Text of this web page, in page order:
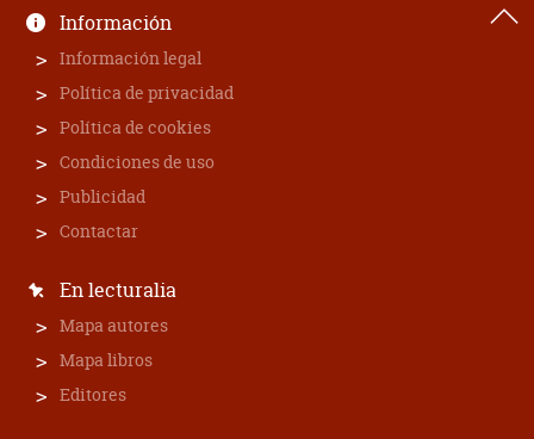
Información
Información legal
Política de privacidad
Política de cookies
Condiciones de uso
Publicidad
Contactar
En lecturalia
Mapa autores
Mapa libros
Editores